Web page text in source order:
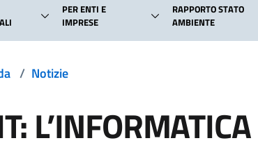
PER ENTI E
IMPRESE
RAPPORTO STATO
AMBIENTE
/ Notizie